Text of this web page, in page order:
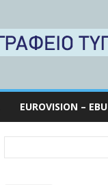
EUROVISION – EBU